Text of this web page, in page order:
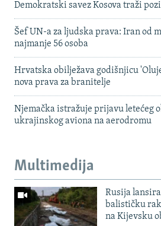
Demokratski savez Kosova traži
Šef UN-a za ljudska prava: Iran od
najmanje 56 osoba
Hrvatska obilježava godišnjicu
nova prava za branitelje
Njemačka istražuje prijavu letećeg
ukrajinskog aviona na aerodromu
Multimedija
Rusija
balističku
na Kijevsku